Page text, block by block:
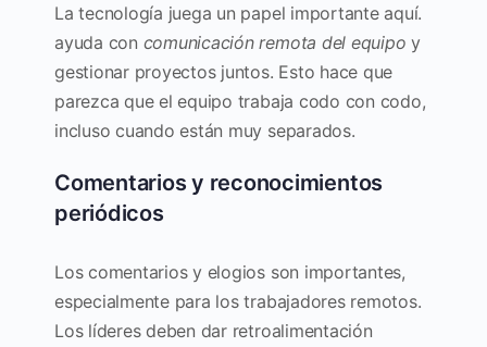
La tecnología juega un papel importante aquí.
ayuda con comunicación remota del equipo y
gestionar proyectos juntos. Esto hace que
parezca que el equipo trabaja codo con codo,
incluso cuando están muy separados.
Comentarios y reconocimientos
periódicos
Los comentarios y elogios son importantes,
especialmente para los trabajadores remotos.
Los líderes deben dar retroalimentación